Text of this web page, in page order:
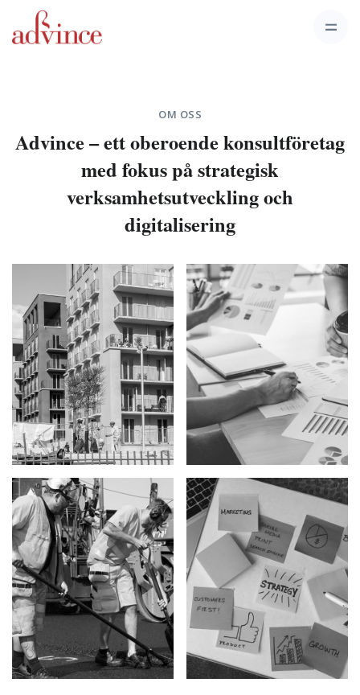
OM OSS
Advince – ett oberoende konsultföretag
med fokus på strategisk
verksamhetsutveckling och
digitalisering